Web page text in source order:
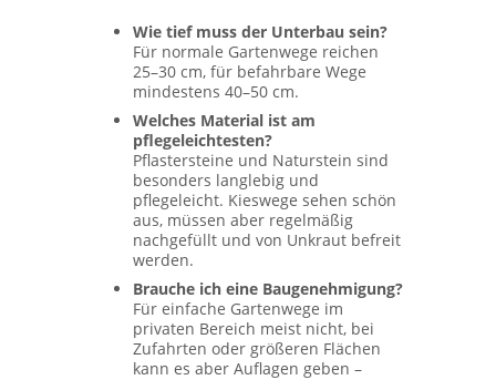
Wie tief muss der Unterbau sein?
Für normale Gartenwege reichen
25–30 cm, für befahrbare Wege
mindestens 40–50 cm.
Welches Material ist am
pflegeleichtesten?
Pflastersteine und Naturstein sind
besonders langlebig und
pflegeleicht. Kieswege sehen schön
aus, müssen aber regelmäßig
nachgefüllt und von Unkraut befreit
werden.
Brauche ich eine Baugenehmigung?
Für einfache Gartenwege im
privaten Bereich meist nicht, bei
Zufahrten oder größeren Flächen
kann es aber Auflagen geben –